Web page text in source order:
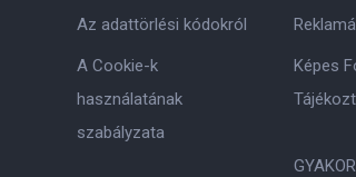
Az adattörlési kódokról
A Cookie-k
használatának
szabályzata
Képes